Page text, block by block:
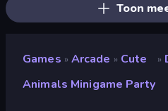
Toon
Games » Arcade » Cute »
Animals Minigame Party